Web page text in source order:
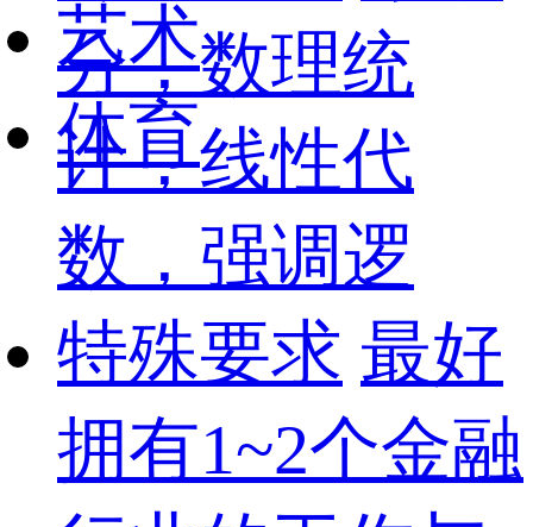
艺术
体育
分，数理统
计，线性代
数，强调逻
特殊要求 最好
拥有1~2个金融